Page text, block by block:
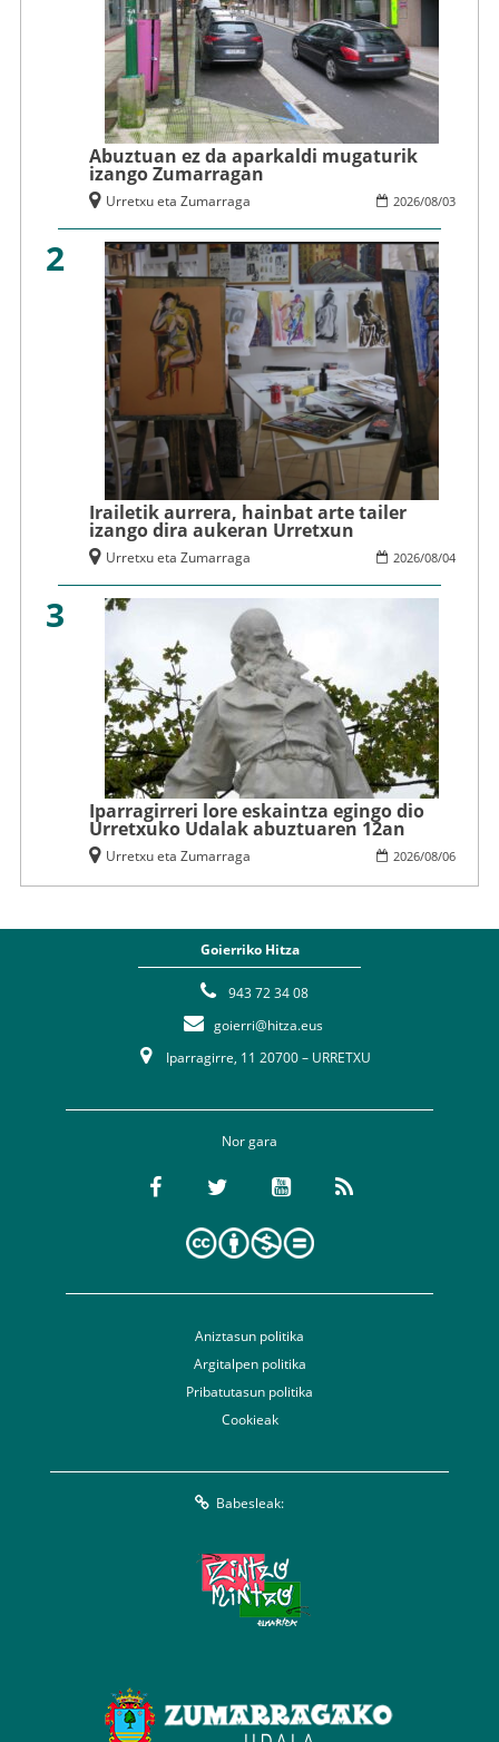
Abuztuan ez da aparkaldi mugaturik
izango Zumarragan
2026/08/03
Urretxu eta Zumarraga
2
Irailetik aurrera, hainbat arte tailer
izango dira aukeran Urretxun
2026/08/04
Urretxu eta Zumarraga
3
Iparragirreri lore eskaintza egingo dio
Urretxuko Udalak abuztuaren 12an
2026/08/06
Urretxu eta Zumarraga
Goierriko Hitza
943 72 34 08
goierri@hitza.eus
Iparragirre, 11 20700 – URRETXU
Nor gara
Aniztasun politika
Argitalpen politika
Pribatutasun politika
Cookieak
Babesleak: